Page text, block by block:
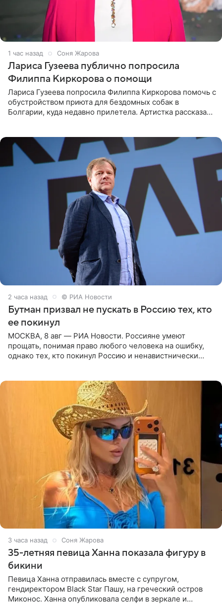
1 час назад Соня Жарова
Лариса Гузеева публично попросила
Филиппа Киркорова о помощи
Лариса Гузеева попросила Филиппа Киркорова помочь с
обустройством приюта для бездомных собак в
Болгарии, куда недавно прилетела. Артистка рассказала
2 часа назад © РИА Новости
Бутман призвал не пускать в Россию тех, кто
ее покинул
МОСКВА, 8 авг — РИА Новости. Россияне умеют
прощать, понимая право любого человека на ошибку,
однако тех, кто покинул Россию и ненавистнически
3 часа назад Соня Жарова
35-летняя певица Ханна показала фигуру в
бикини
Певица Ханна отправилась вместе с супругом,
гендиректором Black Star Пашу, на греческий остров
Миконос. Ханна опубликовала селфи в зеркале и